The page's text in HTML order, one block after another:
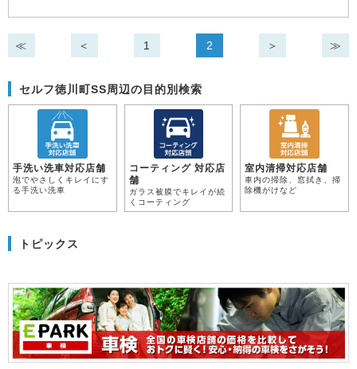
≪ ＜ 1 2 ＞ ≫
セルフ徳川町SS周辺の目的別検索
手洗い洗車対応店舗
泡でやさしくキレイにす
る手洗い洗車
コーティング 対応店
舗
ガラス被膜でキレイが続
くコーティング
室内清掃対応店舗
車内の掃除、窓拭き、掃
除機がけなど
トピックス